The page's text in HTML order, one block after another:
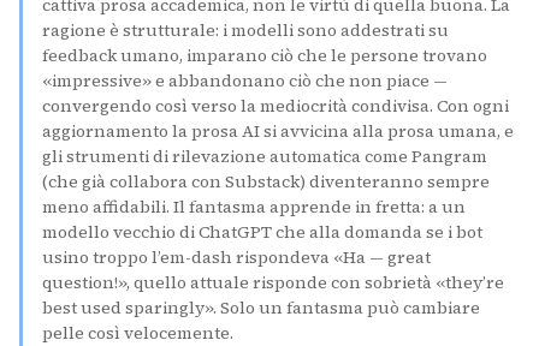
cattiva prosa accademica, non le virtù di quella buona. La
ragione è strutturale: i modelli sono addestrati su
feedback umano, imparano ciò che le persone trovano
«impressive» e abbandonano ciò che non piace —
convergendo così verso la mediocrità condivisa. Con ogni
aggiornamento la prosa AI si avvicina alla prosa umana, e
gli strumenti di rilevazione automatica come Pangram
(che già collabora con Substack) diventeranno sempre
meno affidabili. Il fantasma apprende in fretta: a un
modello vecchio di ChatGPT che alla domanda se i bot
usino troppo l’em-dash rispondeva «Ha — great
question!», quello attuale risponde con sobrietà «they’re
best used sparingly». Solo un fantasma può cambiare
pelle così velocemente.